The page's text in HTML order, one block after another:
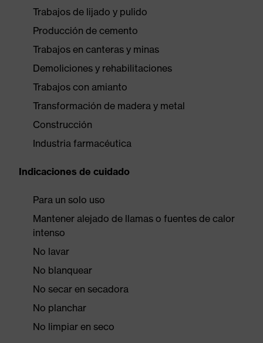
Trabajos de lijado y pulido
Producción de cemento
Trabajos en canteras y minas
Demoliciones y rehabilitaciones
Trabajos con amianto
Transformación de madera y metal
Construcción
Industria farmacéutica
Indicaciones de cuidado
Para un solo uso
Mantener alejado de llamas o fuentes de calor
intenso
No lavar
No blanquear
No secar en secadora
No planchar
No limpiar en seco